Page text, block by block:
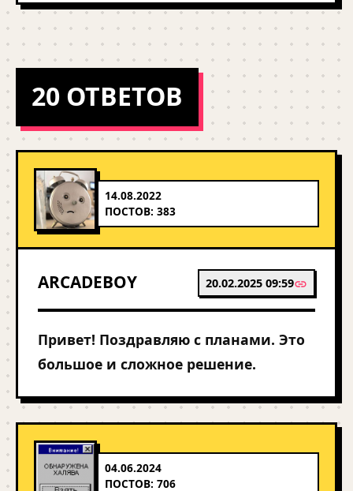
20 ОТВЕТОВ
14.08.2022
ПОСТОВ: 383
ARCADEBOY 20.02.2025 09:59
Привет! Поздравляю с планами. Это
большое и сложное решение.
04.06.2024
ПОСТОВ: 706